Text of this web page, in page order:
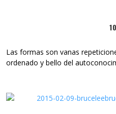
10
Las formas son vanas
ordenado y bello del